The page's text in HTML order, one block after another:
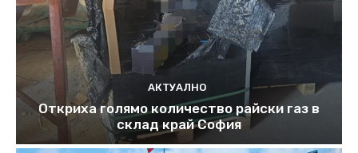
АКТУАЛНО
Откриха голямо количество райски газ в
склад край София